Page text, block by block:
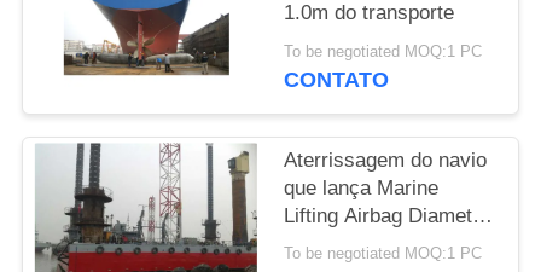
1.0m do transporte
To be negotiated MOQ:1 PC
CONTATO
Aterrissagem do navio
que lança Marine
Lifting Airbag Diameter
1.5m
To be negotiated MOQ:1 PC